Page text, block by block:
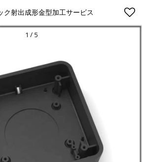
ク射出成形金型加工サービス
1 / 5